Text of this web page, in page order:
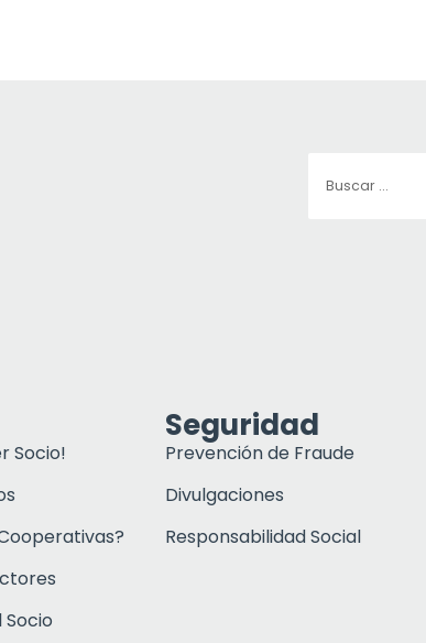
Socio!
Socio
Seguridad
Prevención de Fraude
Divulgaciones
Responsabilidad Social